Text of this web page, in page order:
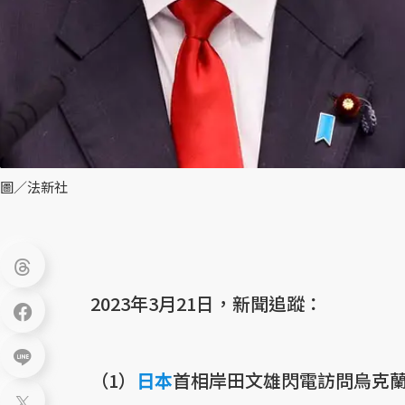
圖／法新社
2023年3月21日，新聞追蹤：
（1） 日本首相岸田文雄閃電訪問烏克